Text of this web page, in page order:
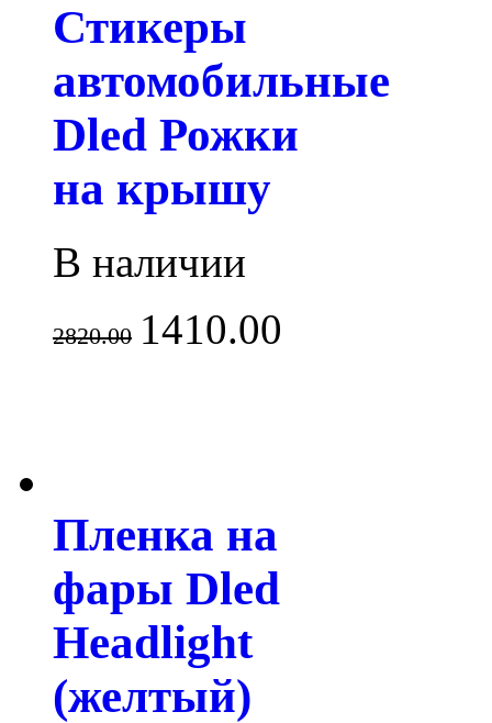
Стикеры
автомобильные
Dled Рожки
на крышу
В наличии
2820.00 1410.00
Пленка на
фары Dled
Headlight
(желтый)